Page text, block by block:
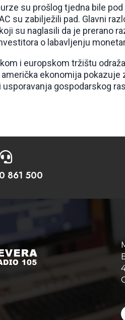
su prošlog tjedna bile
su zabilježili pad. Glavni
su naglasili da je prerano
o labavljenju
i europskom tržištu
ekonomija pokazuje
gospodarskog
861 500